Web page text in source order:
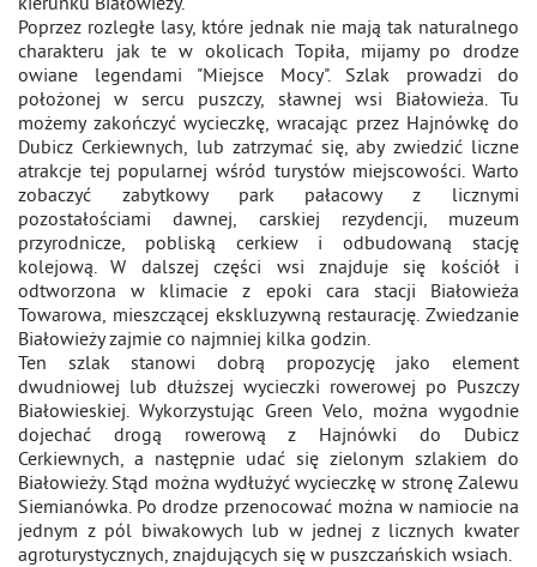
Poprzez rozległe lasy, które jednak nie mają tak naturalnego
charakteru jak te w okolicach Topiła, mijamy po drodze
owiane legendami "Miejsce Mocy". Szlak prowadzi do
położonej w sercu puszczy, sławnej wsi Białowieża. Tu
możemy zakończyć wycieczkę, wracając przez Hajnówkę do
Dubicz Cerkiewnych, lub zatrzymać się, aby zwiedzić liczne
atrakcje tej popularnej wśród turystów miejscowości. Warto
zobaczyć zabytkowy park pałacowy z licznymi
pozostałościami dawnej, carskiej rezydencji, muzeum
przyrodnicze, pobliską cerkiew i odbudowaną stację
kolejową. W dalszej części wsi znajduje się kościół i
odtworzona w klimacie z epoki cara stacji Białowieża
Towarowa, mieszczącej ekskluzywną restaurację. Zwiedzanie
Białowieży zajmie co najmniej kilka godzin.
Ten szlak stanowi dobrą propozycję jako element
dwudniowej lub dłuższej wycieczki rowerowej po Puszczy
Białowieskiej. Wykorzystując Green Velo, można wygodnie
dojechać drogą rowerową z Hajnówki do Dubicz
Cerkiewnych, a następnie udać się zielonym szlakiem do
Białowieży. Stąd można wydłużyć wycieczkę w stronę Zalewu
Siemianówka. Po drodze przenocować można w namiocie na
jednym z pól biwakowych lub w jednej z licznych kwater
agroturystycznych, znajdujących się w puszczańskich wsiach.